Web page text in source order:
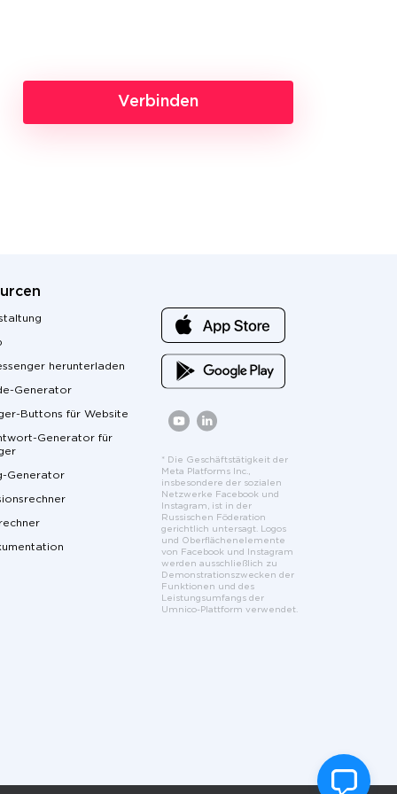
Verbinden
herunterladen
Generator
Buttons für Website
Generator für
Generator
* Die Geschäftstätigkeit der
Meta Platforms Inc.,
insbesondere der sozialen
Netzwerke Facebook und
Instagram, ist in der
Russischen Föderation
gerichtlich untersagt. Logos
und Oberflächenelemente
von Facebook und Instagram
werden ausschließlich zu
Demonstrationszwecken der
Funktionen und des
Leistungsumfangs der
Umnico-Plattform verwendet.